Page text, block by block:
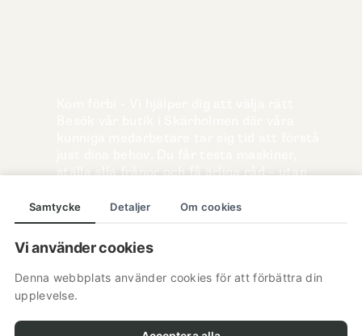
Samtycke Detaljer Om cookies
Vi använder cookies
Denna webbplats använder cookies för att förbättra din
upplevelse.
ställa alla frågor och få ärliga råd – utan
"perfekt val".
Besök vår butik